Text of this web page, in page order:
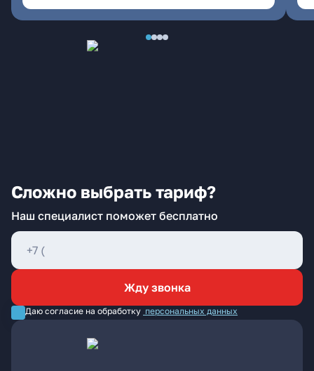
Сложно выбрать тариф?
Наш специалист поможет бесплатно
Жду звонка
Даю согласие на обработку персональных данных